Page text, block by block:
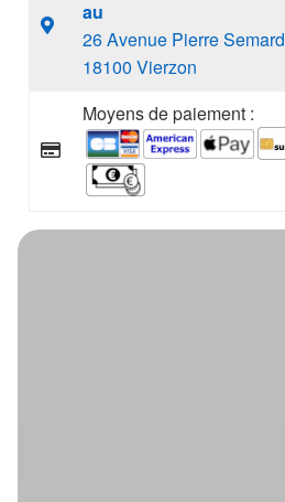
au
26 Avenue Pierre
18100 Vierzon
Moyens de paiement :